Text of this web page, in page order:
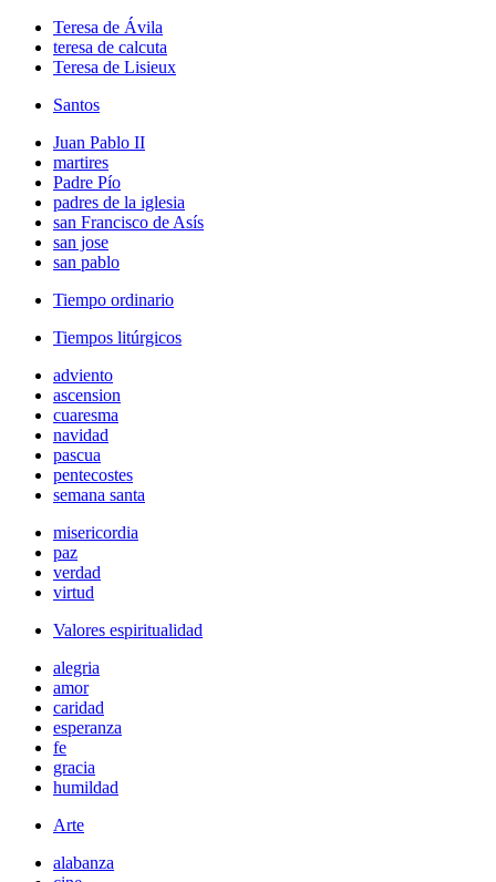
Teresa de Ávila
teresa de calcuta
Teresa de Lisieux
Santos
Juan Pablo II
martires
Padre Pío
padres de la iglesia
san Francisco de Asís
san jose
san pablo
Tiempo ordinario
Tiempos litúrgicos
adviento
ascension
cuaresma
navidad
pascua
pentecostes
semana santa
misericordia
paz
verdad
virtud
Valores espiritualidad
alegria
amor
caridad
esperanza
fe
gracia
humildad
Arte
alabanza